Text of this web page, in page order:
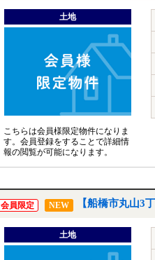
土地
こちらは会員様限定物件になりま
す。会員登録をすることで詳細情
報の閲覧が可能になります。
会員限定 NEW 【船橋市丸山3
土地